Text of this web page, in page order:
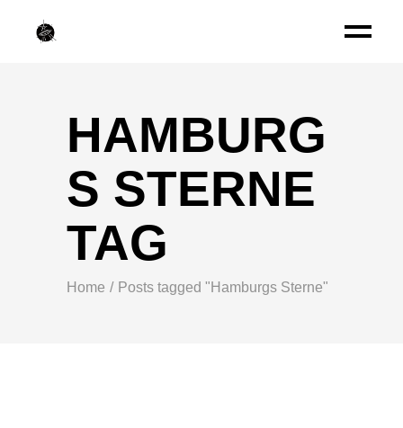
HAMBURG
S STERNE
TAG
Home Posts tagged "Hamburgs Sterne"